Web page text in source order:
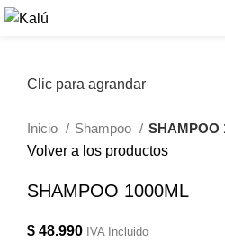
Clic para agrandar
Inicio Shampoo
SHAMPOO
Volver a los productos
SHAMPOO 1000ML
$ 48.990 IVA Incluido